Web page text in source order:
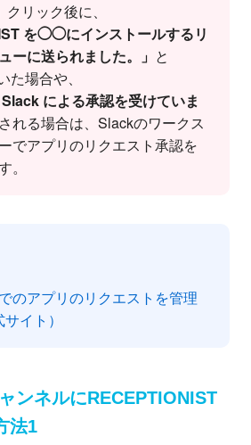
クリック後に、
を◯◯にインストールするリ
ーに送られました。」 と
場合や、
Slack による承認を受けていま
れる場合は、Slackのワークス
でアプリのリクエスト承認を
。
のアプリのリクエストを管理
イト）
ンネルにRECEPTIONIST
法1